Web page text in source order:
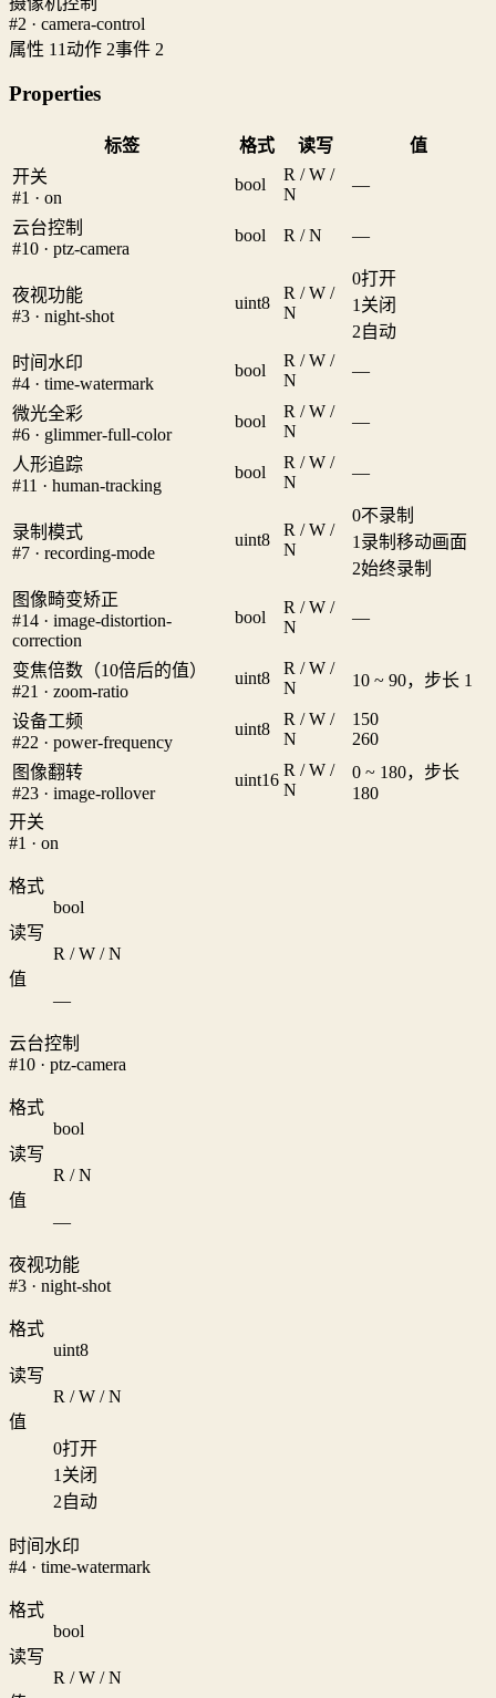
#2 · camera-control
属性 11动作 2事件 2
Properties
标签 格式 读写
值
开关
#1 · on
bool
R / W /
N
—
云台控制
#10 · ptz-camera
bool R / N —
夜视功能
#3 · night-shot
uint8
R / W /
N
0打开
1 关闭
2自动
时间水印
#4 · time-watermark
bool
R / W /
N
—
微光全彩
#6 · glimmer-full-color
bool
R / W /
N
—
人形追踪
#11 · human-tracking
bool
R / W /
N
—
录制模式
#7 · recording-mode
uint8
R / W /
N
0不录制
1 录制移动画面
2始终录制
图像畸变矫正
#14 · image-distortion-
correction
bool
R / W /
N
—
变焦倍数（10倍后的值）
#21 · zoom-ratio
uint8
R / W /
N
10 ~ 90，步长 1
设备工频
#22 · power-frequency
uint8
R / W /
N
1 50
260
图像翻转
#23 · image-rollover
uint16
R / W /
N
0 ~ 180，步长
180
开关
#1 · on
格式
bool
读写
R / W / N
值
—
云台控制
#10 · ptz-camera
格式
bool
读写
R / N
值
—
夜视功能
#3 · night-shot
格式
uint8
读写
R / W / N
值
0打开
1 关闭
2自动
时间水印
#4 · time-watermark
格式
bool
读写
R / W / N